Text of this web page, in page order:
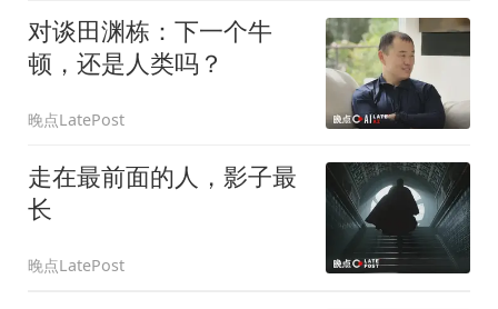
对谈田渊栋：下一个牛
顿，还是人类吗？
晚点LatePost
走在最前面的人，影子最
长
晚点LatePost